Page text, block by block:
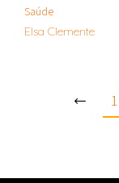
Saúde
Elsa Clemente
1